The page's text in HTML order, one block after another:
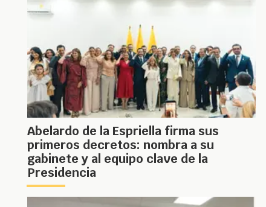
Abelardo de la Espriella firma sus
primeros decretos: nombra a su
gabinete y al equipo clave de la
Presidencia